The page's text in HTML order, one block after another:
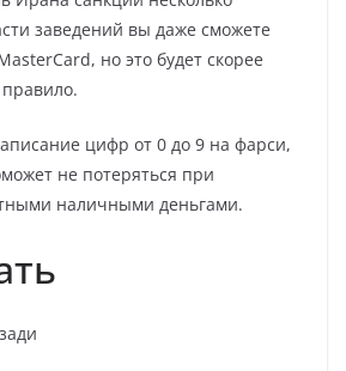
заведений вы даже сможете
но это будет скорее
цифр от 0 до 9 на фарси,
не потеряться при
наличными деньгами.